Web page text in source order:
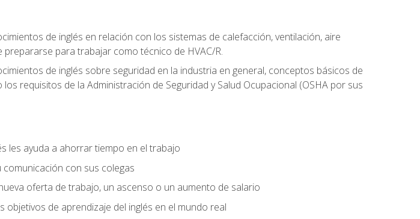
de inglés en relación con los sistemas de calefacción, ventilación, aire
para trabajar como técnico de HVAC/R.
de inglés sobre seguridad en la industria en general, conceptos básicos de
requisitos de la Administración de Seguridad y Salud Ocupacional (OSHA por sus
les ayuda a ahorrar tiempo en el trabajo
con sus colegas
oferta de trabajo, un ascenso o un aumento de salario
de aprendizaje del inglés en el mundo real